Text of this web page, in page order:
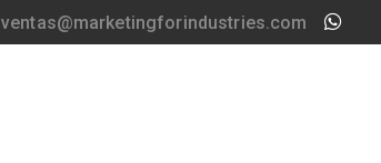
ventas@marketingforindustries.com